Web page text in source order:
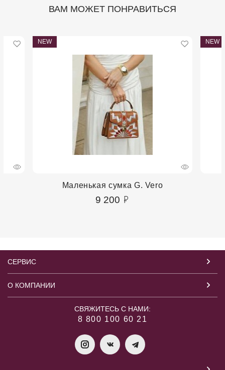
ВАМ МОЖЕТ ПОНРАВИТЬСЯ
NEW
Маленькая сумка G. Vero
9 200
NEW
СЕРВИС
О КОМПАНИИ
СВЯЖИТЕСЬ С НАМИ:
8 800 100 60 21